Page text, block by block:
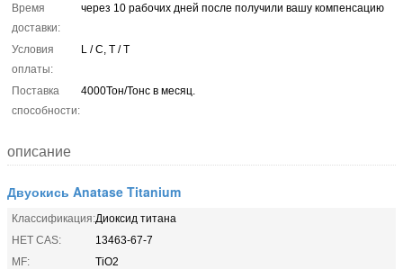
Время
доставки:
через 10 рабочих дней после получили вашу компенсацию
Условия
оплаты:
L / C, T / T
Поставка
способности:
4000Тон/Тонс в месяц.
описание
Двуокись Anatase Titanium
Классификация:Диоксид титана
НЕТ CAS:
13463-67-7
MF:
TiO2